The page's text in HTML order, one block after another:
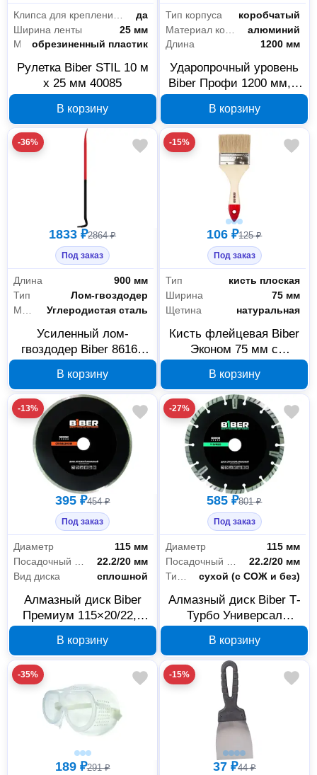
да
Ширина ленты
25 мм
обрезиненный пластик
Рулетка Biber STIL 10 м
х 25 мм 40085
В корзину
Тип корпуса
коробчатый
Материал корпуса
алюминий
Длина
1200 мм
Ударопрочный уровень
Biber Профи 1200 мм, 3
В корзину
-36%
1833 ₽2864 ₽
Под заказ
Длина
900 мм
Тип
Лом-гвоздодер
Углеродистая сталь
Усиленный лом-
гвоздодер Biber 86162
227073
В корзину
-15%
106 ₽125 ₽
Под заказ
Тип
кисть плоская
Ширина
75 мм
Щетина
натуральная
Кисть флейцевая Biber
Эконом 75 мм с
арт. 001971
В корзину
-13%
395 ₽454 ₽
Под заказ
Диаметр
115 мм
22.2/20 мм
Вид диска
сплошной
Алмазный диск Biber
Премиум 115×20/22,2
В корзину
-27%
585 ₽801 ₽
Под заказ
Диаметр
115 мм
22.2/20 мм
сухой (с СОЖ и без)
Алмазный диск Biber Т-
Турбо Универсал
мм 047122
В корзину
-35%
189 ₽291 ₽
-15%
37 ₽44 ₽